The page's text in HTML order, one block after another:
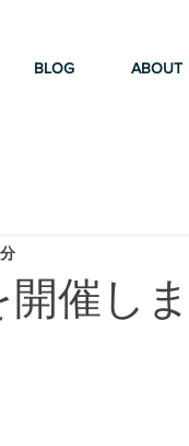
BLOG ABOUT
催し